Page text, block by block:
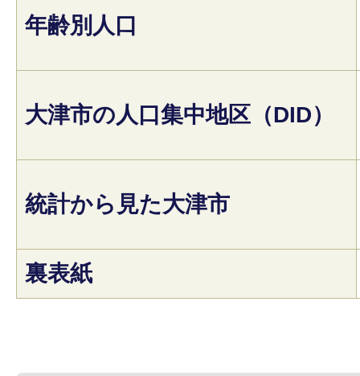
年齢別人口
大津市の人口集中地区（DID）
統計から見た大津市
裏表紙